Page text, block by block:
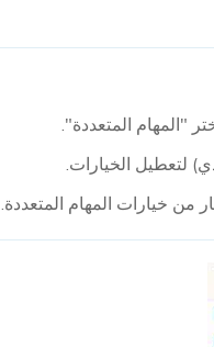
لتعطيل الخيارات.
من خيارات المهام المتعددة.